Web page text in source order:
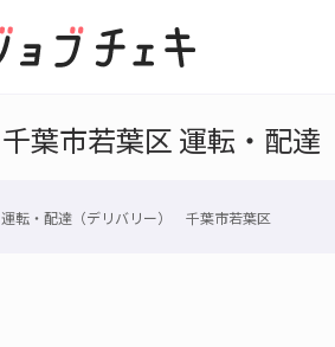
千葉市若葉区 運転・配
運転・配達（デリバリー） 千葉市若葉区